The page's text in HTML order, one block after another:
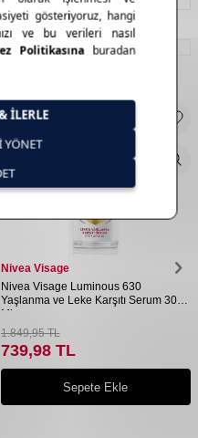
Nivea Visage
Nivea Visage Luminous 630
Yaşlanma ve Leke Karşıtı Serum 30
Ml
1.849,95TL
739,98TL
Sepete Ekle